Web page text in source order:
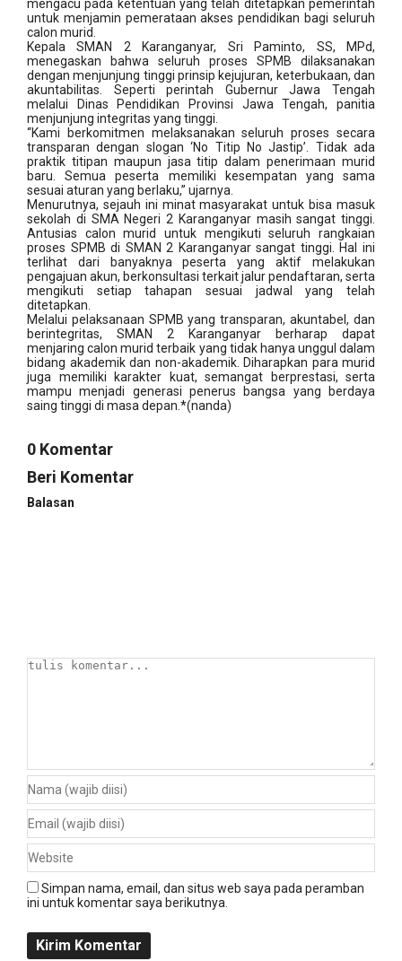
mengacu pada ketentuan yang telah ditetapkan pemerintah
untuk menjamin pemerataan akses pendidikan bagi seluruh
calon murid.
Kepala SMAN 2 Karanganyar, Sri Paminto, SS, MPd,
menegaskan bahwa seluruh proses SPMB dilaksanakan
dengan menjunjung tinggi prinsip kejujuran, keterbukaan, dan
akuntabilitas. Seperti perintah Gubernur Jawa Tengah
melalui Dinas Pendidikan Provinsi Jawa Tengah, panitia
menjunjung integritas yang tinggi.
“Kami berkomitmen melaksanakan seluruh proses secara
transparan dengan slogan ‘No Titip No Jastip’. Tidak ada
praktik titipan maupun jasa titip dalam penerimaan murid
baru. Semua peserta memiliki kesempatan yang sama
sesuai aturan yang berlaku,” ujarnya.
Menurutnya, sejauh ini minat masyarakat untuk bisa masuk
sekolah di SMA Negeri 2 Karanganyar masih sangat tinggi.
Antusias calon murid untuk mengikuti seluruh rangkaian
proses SPMB di SMAN 2 Karanganyar sangat tinggi. Hal ini
terlihat dari banyaknya peserta yang aktif melakukan
pengajuan akun, berkonsultasi terkait jalur pendaftaran, serta
mengikuti setiap tahapan sesuai jadwal yang telah
ditetapkan.
Melalui pelaksanaan SPMB yang transparan, akuntabel, dan
berintegritas, SMAN 2 Karanganyar berharap dapat
menjaring calon murid terbaik yang tidak hanya unggul dalam
bidang akademik dan non-akademik. Diharapkan para murid
juga memiliki karakter kuat, semangat berprestasi, serta
mampu menjadi generasi penerus bangsa yang berdaya
saing tinggi di masa depan.*(nanda)
0 Komentar
Beri Komentar
Balasan
Simpan nama, email, dan situs web saya pada peramban
ini untuk komentar saya berikutnya.